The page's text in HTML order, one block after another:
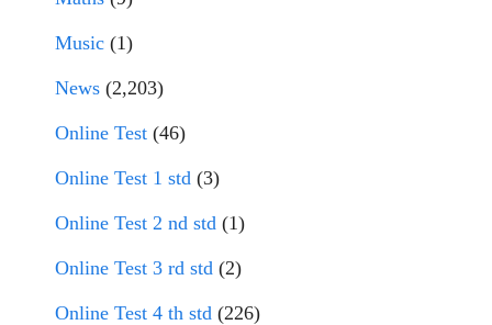
Music (1)
News (2,203)
Online Test (46)
Online Test 1 std (3)
Online Test 2 nd std (1)
Online Test 3 rd std (2)
Online Test 4 th std (226)